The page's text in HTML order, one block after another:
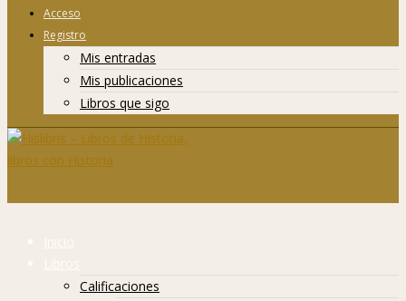
Acceso
Registro
Mis entradas
Mis publicaciones
Libros que sigo
Inicio
Libros
Calificaciones